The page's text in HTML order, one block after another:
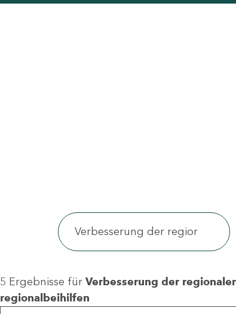
5 Ergebnisse für Verbesserung der
regionalbeihilfen